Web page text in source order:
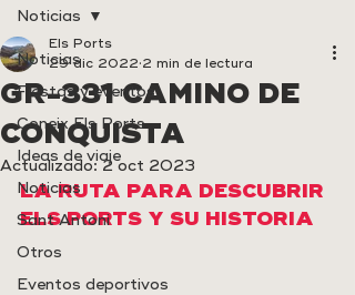
Noticias
Fiestas y eventos
Coneix Els Ports
Ideas de viaje
Noticias
Sant Antoni
Otros
Eventos deportivos
Noticias
GR-331 CAMINO DE
CONQUISTA
Els Ports
29 dic 2022 2 min de lectura
Actualizado:2 oct 2023
LA RUTA PARA DESCUBRIR
ELS PORTS Y SU HISTORIA